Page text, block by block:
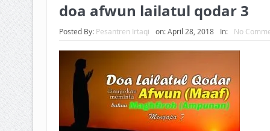
doa afwun lailatul qodar 3
Posted By: Pesantren Irtaqi on:April 28, 2018 In: No